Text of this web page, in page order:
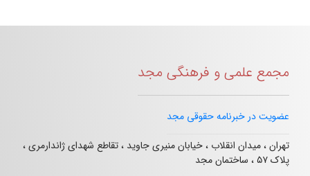
مجمع علمی و فرهنگی مجد
عضویت در خبرنامه حقوقی مجد
تهران ، میدان انقلاب ، خیابان منیری جاوید ، تقاطع شهدای ژاندارمری ،
پلاک ۵۷ ، ساختمان مجد